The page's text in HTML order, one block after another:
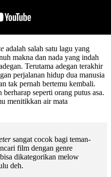
adalah salah satu lagu yang
makna dan nada yang indah
Terutama adegan terakhir
perjalanan hidup dua manusia
tak pernah bertemu kembali.
seperti orang putus asa.
menitikkan air mata
sangat cocok bagi teman-
film dengan genre
dikategorikan melow
deh.